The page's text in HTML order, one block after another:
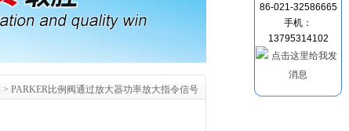
> PARKER比例阀通过放大器功率放大指令信号
86-021-32586665
手机：
13795314102